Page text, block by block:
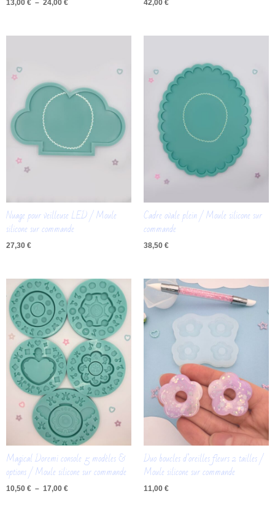
13,00 € – 24,00 € 42,00 €
Nuage pour veilleuse LED / Moule
silicone sur commande
27,30 €
Cadre ovale plein / Moule silicone sur
commande
38,50 €
Magical Doremi console 5 modèles &
options / Moule silicone sur commande
10,50 € – 17,00 €
Plage
de
prix :
10,50 €
à
17,00 €
Duo boucles d’oreilles fleurs 2 tailles /
Moule silicone sur commande
11,00 €